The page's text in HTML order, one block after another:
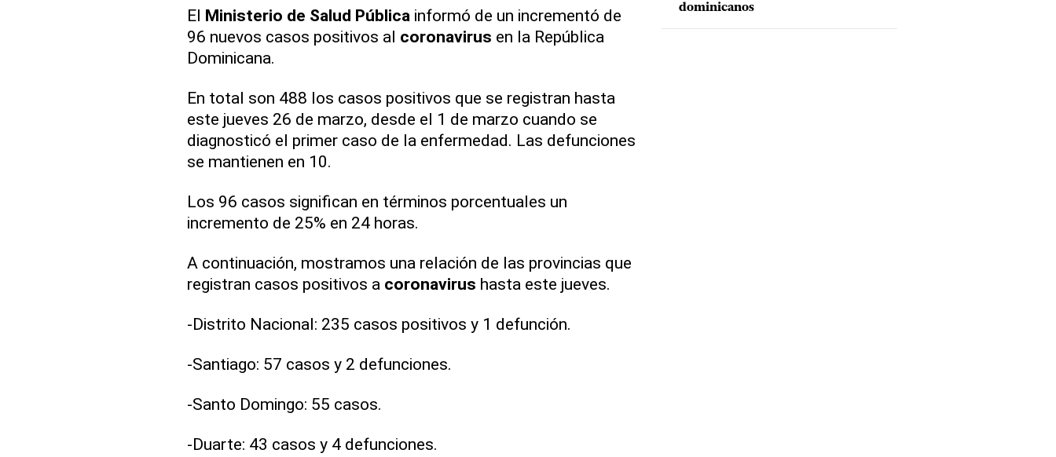
El Ministerio de Salud Pública informó de un incrementó de
96 nuevos casos positivos al coronavirus en la República
Dominicana.
En total son 488 los casos positivos que se registran hasta
este jueves 26 de marzo, desde el 1 de marzo cuando se
diagnosticó el primer caso de la enfermedad. Las defunciones
se mantienen en 10.
Los 96 casos significan en términos porcentuales un
incremento de 25% en 24 horas.
A continuación, mostramos una relación de las provincias que
registran casos positivos a coronavirus hasta este jueves.
-Distrito Nacional: 235 casos positivos y 1 defunción.
-Santiago: 57 casos y 2 defunciones.
-Santo Domingo: 55 casos.
-Duarte: 43 casos y 4 defunciones.
dominicanos